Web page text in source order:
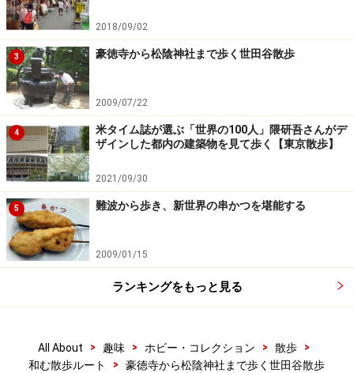
小田急線豪徳寺駅を下車し、豪徳寺にて井伊直弼の墓へ
お参りし、世田谷城跡を歩き、松陰神社に至る2.6kmの
※記事内容は執筆時点のものです。最新の内容をご確認くださ
1/5 次のページへ
2018/09/02
3 豪徳寺から松陰神社まで歩く世田谷散歩
2009/07/22
4
米タイム誌が選ぶ「世界の100人」隈研吾さんがデ
ザインした都内の建築物を見て歩く【東京散歩】
2021/09/30
5 難波から歩き、新世界の串かつを堪能する
2009/01/15
ランキングをもっと見る
All About > 趣味 > ホビー・コレクション > 散歩
>
和む散歩ルート
> 豪徳寺から松陰神社まで歩く世田谷散歩